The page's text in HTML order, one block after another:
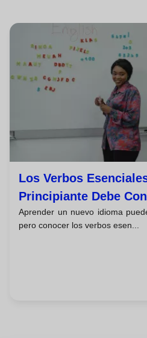
Los Verbos
Principiante Debe
Aprender un nuevo idioma
pero conocer los verbos esen...